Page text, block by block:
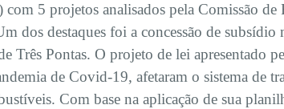
5 projetos analisados pela Comissão de
dos destaques foi a concessão de subsídio
Pontas. O projeto de lei apresentado
de Covid-19, afetaram o sistema de
Com base na aplicação de sua